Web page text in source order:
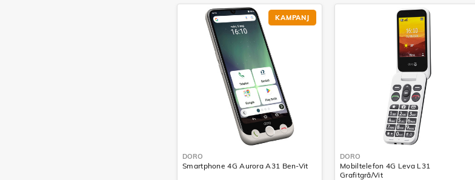
KAMPANJ
DORO
Smartphone 4G Aurora A31 Ben-Vit
DORO
Mobiltelefon 4G Leva L31
Grafitgrå/Vit